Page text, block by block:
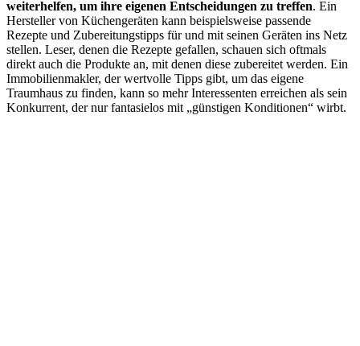
weiterhelfen, um ihre eigenen Entscheidungen zu treffen. Ein
Hersteller von Küchengeräten kann beispielsweise passende
Rezepte und Zubereitungstipps für und mit seinen Geräten ins Netz
stellen. Leser, denen die Rezepte gefallen, schauen sich oftmals
direkt auch die Produkte an, mit denen diese zubereitet werden. Ein
Immobilienmakler, der wertvolle Tipps gibt, um das eigene
Traumhaus zu finden, kann so mehr Interessenten erreichen als sein
Konkurrent, der nur fantasielos mit „günstigen Konditionen“ wirbt.